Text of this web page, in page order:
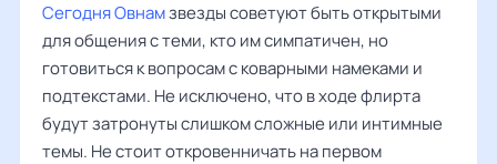
Сегодня Овнамзвезды советуют быть открытыми
для общения с теми, кто им симпатичен, но
готовиться к вопросам с коварными намеками и
подтекстами. Не исключено, что в ходе флирта
будут затронуты слишком сложные или интимные
темы. Не стоит откровенничать на первом